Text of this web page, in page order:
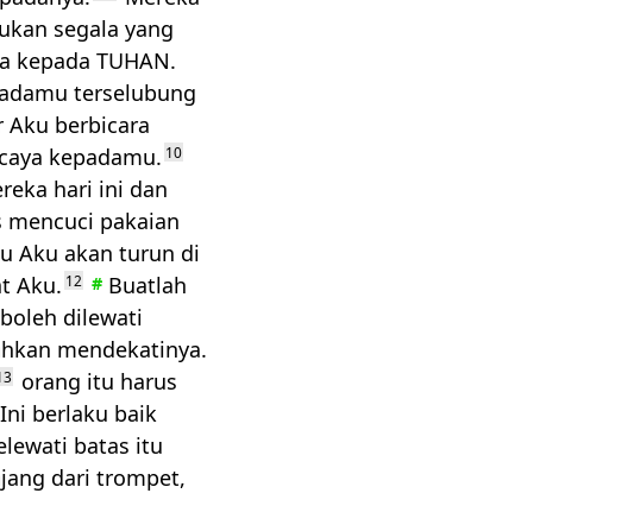
segala yang
kepada TUHAN.
terselubung
Aku berbicara
kepadamu. 10
hari ini dan
pakaian
Aku akan turun di
Aku. 12 # Buatlah
dilewati
mendekatinya.
orang itu harus
berlaku baik
batas itu
dari trompet,